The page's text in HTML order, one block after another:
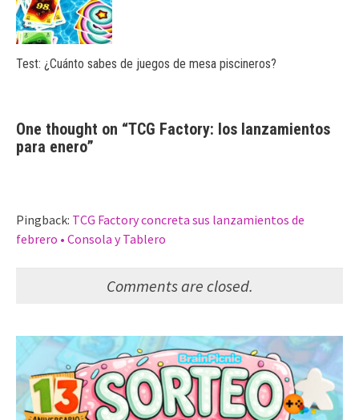
Test: ¿Cuánto sabes de juegos de mesa piscineros?
One thought on “TCG Factory: los lanzamientos
para enero”
Pingback: TCG Factory concreta sus lanzamientos de
febrero • Consola y Tablero
Comments are closed.